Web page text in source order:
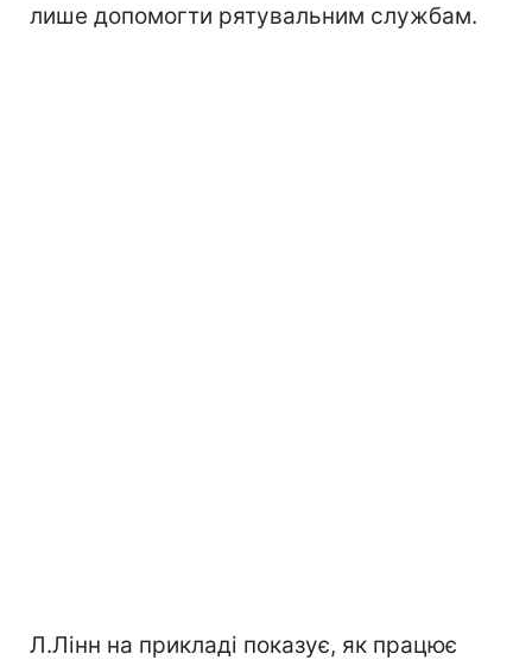
лише допомогти рятувальним службам.
Л.Лінн на прикладі показує, як працює